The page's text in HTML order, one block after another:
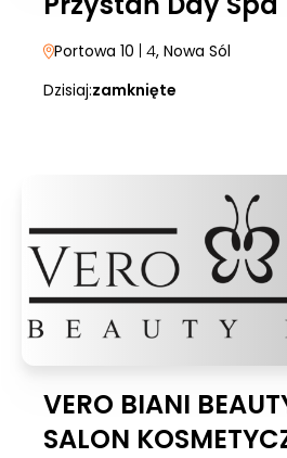
Portowa 10 | 4, Nowa Sól
Dzisiaj:zamknięte
VERO BIANI
SALON